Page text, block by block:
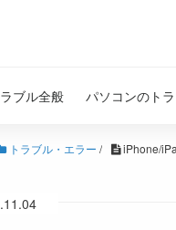
ラブル全般 パソコンのト
トラブル・エラー / iPhone/